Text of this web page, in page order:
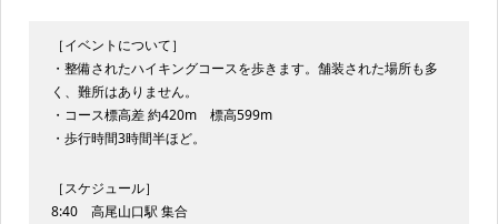
［イベントについて］
・整備されたハイキングコースを歩きます。舗装された場所も多
く、難所はありません。
・コース標高差 約420m 標高599m
・歩行時間3時間半ほど。
［スケジュール］
8:40 高尾山口駅 集合